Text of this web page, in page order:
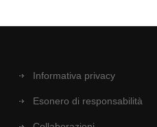
Informativa privacy
Esonero di responsabilità